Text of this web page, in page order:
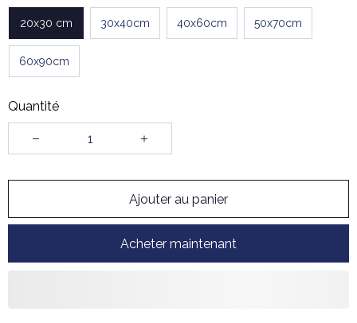
20x30 cm 30x40cm 40x60cm 50x70cm
60x90cm
Quantité
Ajouter au panier
Acheter maintenant